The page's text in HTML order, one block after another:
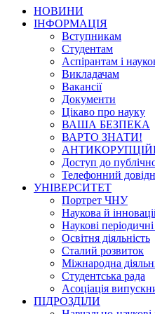
НОВИНИ
ІНФОРМАЦІЯ
Вступникам
Студентам
Аспірантам і
Викладачам
Вакансії
Документи
Цікаво про науку
ВАША БЕЗПЕКА
ВАРТО ЗНАТИ!
Доступ до
Телефонний
УНІВЕРСИТЕТ
Портрет ЧНУ
Наукова й
Наукові
Освітня діяльність
Сталий розвиток
Міжнародна
Студентська рада
Асоціація
ПІДРОЗДІЛИ